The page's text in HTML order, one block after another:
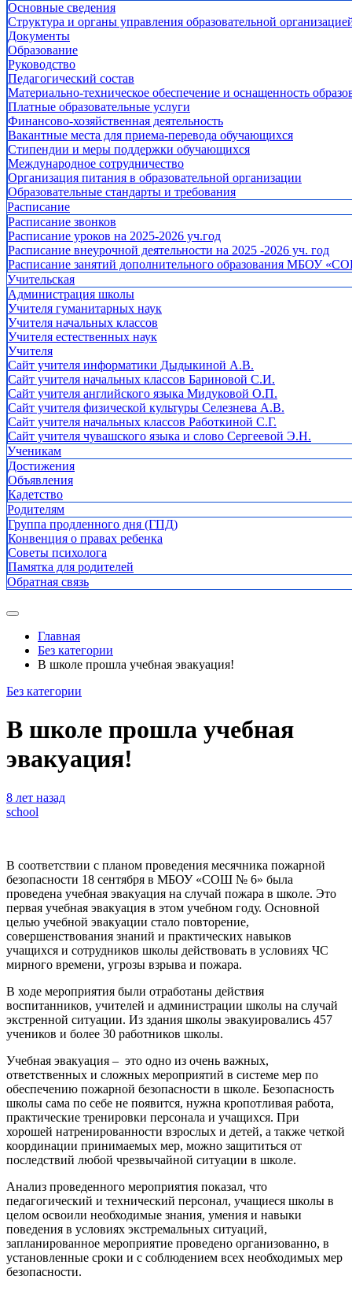
Основные сведения
Структура и органы управления образовательной
Документы
Образование
Руководство
Педагогический состав
Материально-техническое обеспечение и оснащенность
Платные образовательные услуги
Финансово-хозяйственная деятельность
Вакантные места для приема-перевода обучающихся
Стипендии и меры поддержки обучающихся
Международное сотрудничество
Организация питания в образовательной организации
Образовательные стандарты и требования
Расписание
Расписание звонков
Расписание уроков на 2025-2026 уч.год
Расписание внеурочной деятельности на 2025 -2026 уч. год
Расписание занятий дополнительного образования МБОУ
Учительская
Администрация школы
Учителя гуманитарных наук
Учителя начальных классов
Учителя естественных наук
Учителя
Cайт учителя информатики Дыдыкиной А.В.
Сайт учителя начальных классов Бариновой С.И.
Сайт учителя английского языка Мидуковой О.П.
Сайт учителя физической культуры Селезнева А.В.
Сайт учителя начальных классов Работкиной С.Г.
Сайт учителя чувашского языка и слово Сергеевой Э.Н.
Ученикам
Достижения
Объявления
Кадетство
Родителям
Группа продленного дня (ГПД)
Конвенция о правах ребенка
Советы психолога
Памятка для родителей
Обратная связь
Главная
Без категории
В школе прошла учебная эвакуация!
Без категории
В школе прошла учебная
эвакуация!
8 лет назад
school
В соответствии с планом проведения месячника пожарной
безопасности 18 сентября в МБОУ «СОШ № 6» была
проведена учебная эвакуация на случай пожара в школе. Это
первая учебная эвакуация в этом учебном году. Основной
целью учебной эвакуации стало повторение,
совершенствования знаний и практических навыков
учащихся и сотрудников школы действовать в условиях ЧС
мирного времени, угрозы взрыва и пожара.
В ходе мероприятия были отработаны действия
воспитанников, учителей и администрации школы на случай
экстренной ситуации. Из здания школы эвакуировались 457
учеников и более 30 работников школы.
Учебная эвакуация – это одно из очень важных,
ответственных и сложных мероприятий в системе мер по
обеспечению пожарной безопасности в школе. Безопасность
школы сама по себе не появится, нужна кропотливая работа,
практические тренировки персонала и учащихся. При
хорошей натренированности взрослых и детей, а также четкой
координации принимаемых мер, можно защититься от
последствий любой чрезвычайной ситуации в школе.
Анализ проведенного мероприятия показал, что
педагогический и технический персонал, учащиеся школы в
целом освоили необходимые знания, умения и навыки
поведения в условиях экстремальных ситуаций,
запланированное мероприятие проведено организованно, в
установленные сроки и с соблюдением всех необходимых мер
безопасности.